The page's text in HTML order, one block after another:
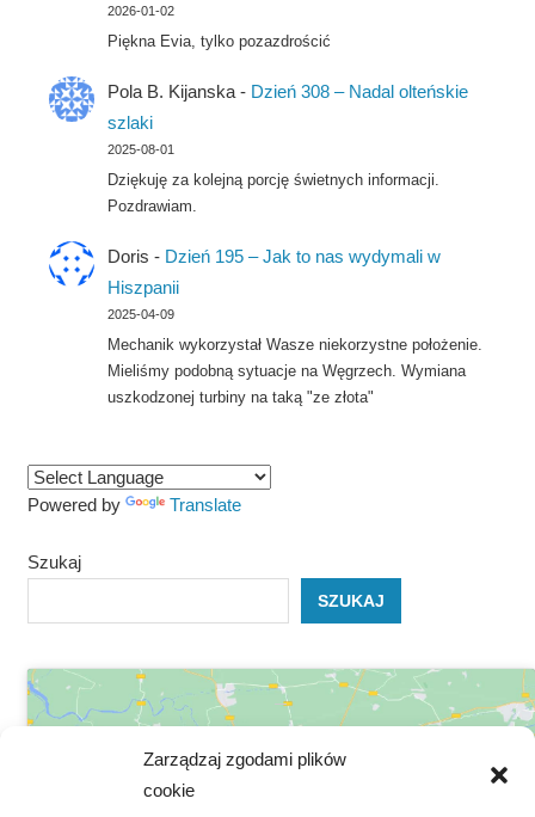
Zarządzaj zgodami plików
cookie
2026-01-02
Piękna Evia, tylko pozazdrościć
Pola B. Kijanska - Dzień 308 – Nadal olteńskie
szlaki
2025-08-01
Dziękuję za kolejną porcję świetnych informacji.
Pozdrawiam.
Doris - Dzień 195 – Jak to nas wydymali w
Hiszpanii
2025-04-09
Mechanik wykorzystał Wasze niekorzystne położenie.
Mieliśmy podobną sytuacje na Węgrzech. Wymiana
uszkodzonej turbiny na taką "ze złota"
Powered by Translate
Szukaj
SZUKAJ